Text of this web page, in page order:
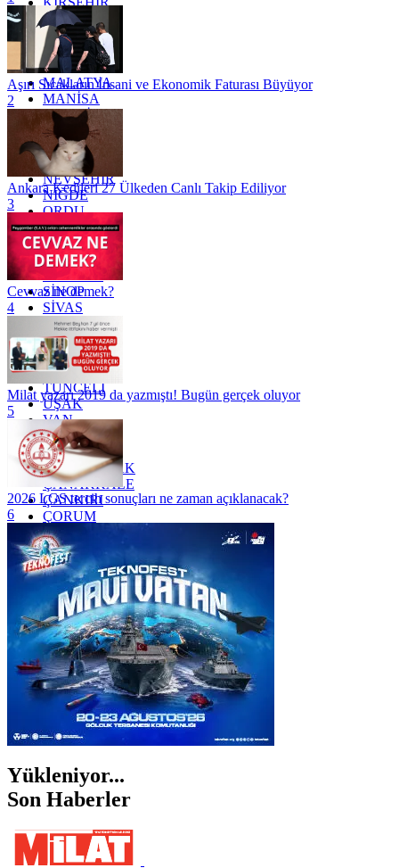
KOCAELİ
KONYA
KÜTAHYA
KİLİS
MALATYA
MANİSA
MARDİN
MERSİN
MUĞLA
MUŞ
NEVŞEHİR
NİĞDE
ORDU
OSMANİYE
RİZE
SAKARYA
SAMSUN
SİNOP
SİVAS
SİİRT
TEKİRDAĞ
TOKAT
TRABZON
TUNCELİ
UŞAK
VAN
YALOVA
YOZGAT
ZONGULDAK
ÇANAKKALE
ÇANKIRI
ÇORUM
İSTANBUL
İZMİR
ŞANLIURFA
ŞIRNAK
Aşırı Sıcakların İnsani ve Ekonomik Faturası Büyüyor
2
Ankara Kedileri 27 Ülkeden Canlı Takip Ediliyor
3
Cevvaz ne demek?
4
Milat yazarı 2019 da yazmıştı! Bugün gerçek oluyor
5
2026 LGS tercih sonuçları ne zaman açıklanacak?
6
Yükleniyor...
Son Haberler